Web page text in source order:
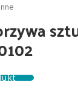
Inne